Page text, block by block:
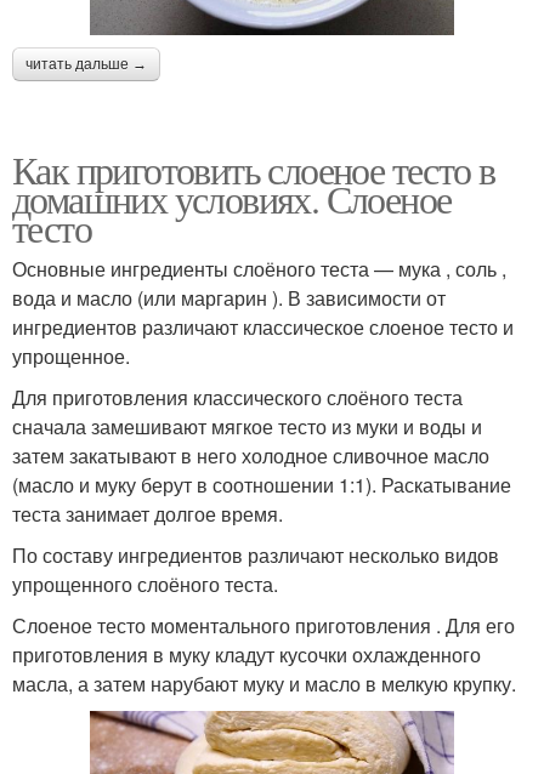
читать дальше →
Как приготовить слоеное тесто в
домашних условиях. Слоеное
тесто
Основные ингредиенты слоёного теста — мука , соль ,
вода и масло (или маргарин ). В зависимости от
ингредиентов различают классическое слоеное тесто и
упрощенное.
Для приготовления классического слоёного теста
сначала замешивают мягкое тесто из муки и воды и
затем закатывают в него холодное сливочное масло
(масло и муку берут в соотношении 1:1). Раскатывание
теста занимает долгое время.
По составу ингредиентов различают несколько видов
упрощенного слоёного теста.
Слоеное тесто моментального приготовления . Для его
приготовления в муку кладут кусочки охлажденного
масла, а затем нарубают муку и масло в мелкую крупку.